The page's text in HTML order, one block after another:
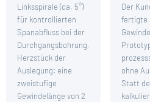
Linksspirale (ca. 5°)
für kontrollierten
Spanabfluss bei der
Durchgangsbohrung.
Herzstück der
Auslegung: eine
zweistufige
Gewindelänge von 2
Der
fertigte
ohne
Statt